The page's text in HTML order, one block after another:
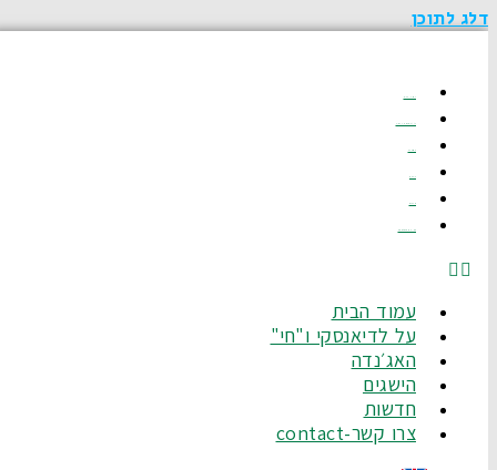
דלג לתוכן
עמוד הבית
על לדיאנסקי ו"חי"
האג׳נדה
הישגים
חדשות
צרו קשר-contact